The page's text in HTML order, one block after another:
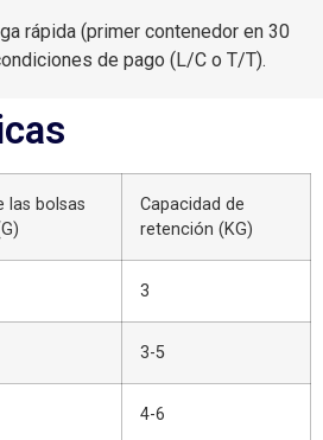
rápida (primer contenedor en 30
de pago (L/C o T/T).
las bolsas
Capacidad de
retención (KG)
3
3-5
4-6